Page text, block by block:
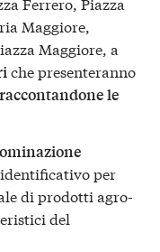
Maggiore,
Maggiore, a
che presenteranno
le
per
di prodotti agro-
del